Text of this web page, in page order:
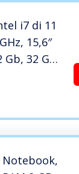
i7 di 11
15,6″
Gb, 32 Gb
Pro 2021,
Notebook,